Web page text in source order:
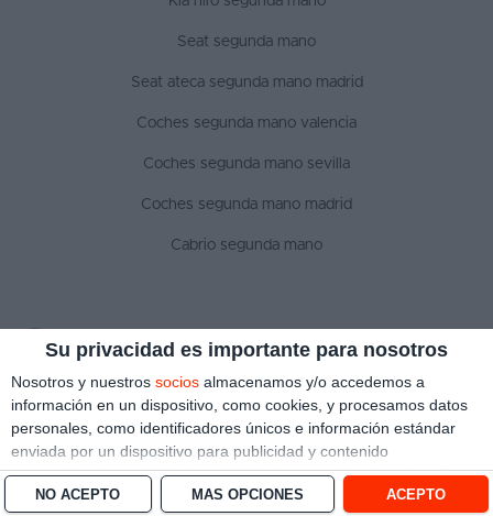
Su privacidad es importante para nosotros
Nosotros y nuestros socios almacenamos y/o accedemos a
información en un dispositivo, como cookies, y procesamos datos
personales, como identificadores únicos e información estándar
enviada por un dispositivo para publicidad y contenido
personalizado, medición de publicidad y contenido, investigación
de audiencia y desarrollo de servicios. Con su permiso, nosotros y
MÁS OPCIONES
NO ACEPTO ACEPTO
Seat segunda mano
Seat ateca segunda mano madrid
Coches segunda mano valencia
Coches segunda mano sevilla
Coches segunda mano madrid
Cabrio segunda mano
SÍGUENOS
Copyright © 2022 ¿Qué coche me compro?. Todos los derechos reservados